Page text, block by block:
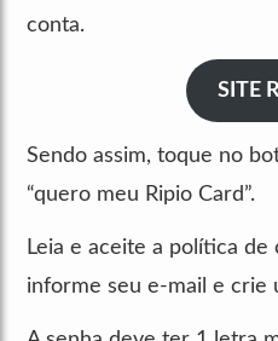
conta.
SITE
Sendo assim, toque no
“quero meu Ripio Card”.
Leia e aceite a política de
informe seu e-mail e crie